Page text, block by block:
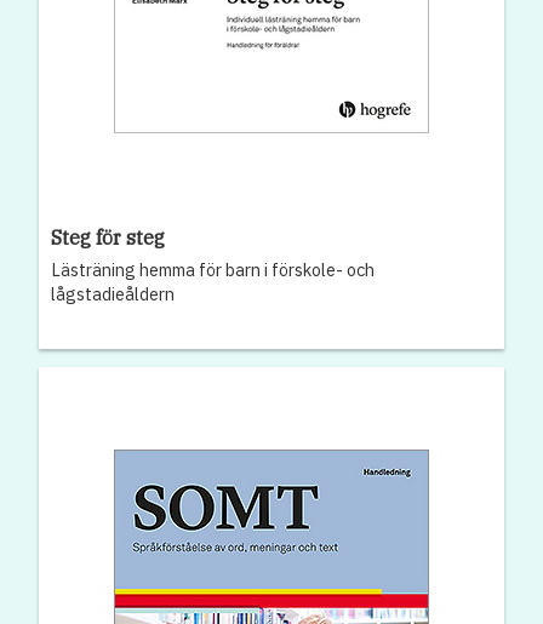
Steg för steg
Lästräning hemma för barn i förskole- och
lågstadieåldern